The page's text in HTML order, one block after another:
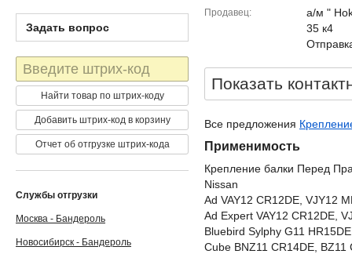
Продавец
а/м "
35 к4
Показать
Все предложения
Применимость
Крепление балки Перед
Nissan
Ad VAY12 CR12DE, VJY12
Ad Expert VAY12 CR12DE,
Bluebird Sylphy G11
Cube BNZ11 CR14DE,
Задать вопрос
Штрих-
код
Найти товар по штрих-коду
Добавить штрих-код в корзину
Отчет об отгрузке штрих-кода
Службы отгрузки
Москва - Бандероль
Новосибирск - Бандероль